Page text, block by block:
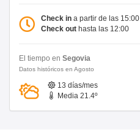
Check in a partir de las 15:00
Check out hasta las 12:00
El tiempo en Segovia
Datos históricos en Agosto
13 días/mes
Media 21.4º